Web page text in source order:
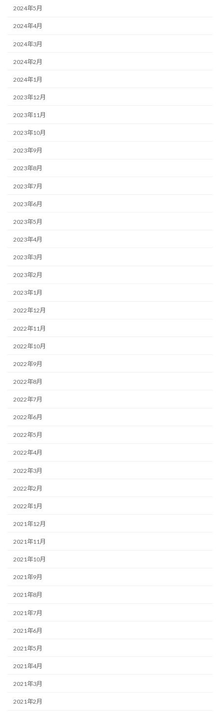
2024年5月
2024年4月
2024年3月
2024年2月
2024年1月
2023年12月
2023年11月
2023年10月
2023年9月
2023年8月
2023年7月
2023年6月
2023年5月
2023年4月
2023年3月
2023年2月
2023年1月
2022年12月
2022年11月
2022年10月
2022年9月
2022年8月
2022年7月
2022年6月
2022年5月
2022年4月
2022年3月
2022年2月
2022年1月
2021年12月
2021年11月
2021年10月
2021年9月
2021年8月
2021年7月
2021年6月
2021年5月
2021年4月
2021年3月
2021年2月